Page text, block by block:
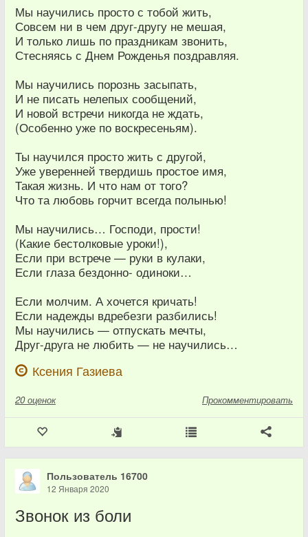
Мы научились просто с тобой жить,
Совсем ни в чем друг-другу не мешая,
И только лишь по праздникам звонить,
Стесняясь с Днем Рожденья поздравляя.
Мы научились порознь засыпать,
И не писать нелепых сообщений,
И новой встречи никогда не ждать,
(Особенно уже по воскресеньям).
Ты научился просто жить с другой,
Уже уверенней твердишь простое имя,
Такая жизнь. И что нам от того?
Что та любовь горчит всегда полынью!
Мы научились… Господи, прости!
(Какие бестолковые уроки!),
Если при встрече — руки в кулаки,
Если глаза бездонно- одиноки…
Если молчим. А хочется кричать!
Если надежды вдребезги разбились!
Мы научились — отпускать мечты,
Друг-друга не любить — не научились…
Ксения Газиева
20 оценок Прокомментировать
Пользователь 16700
12 Января 2020
Звонок из боли